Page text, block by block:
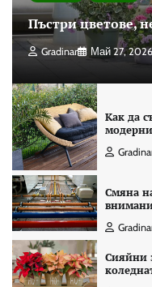
Пъстри цветове,
Gradinar Май 27, 2026
Как да
Смяна
Сияйни